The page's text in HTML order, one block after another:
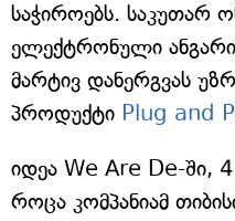
საჭიროებს. საკუთარ
ელექტრონული
მარტივ დანერგვას
პროდუქტი Plug and
იდეა We Are De-ში,
როცა კომპანიამ